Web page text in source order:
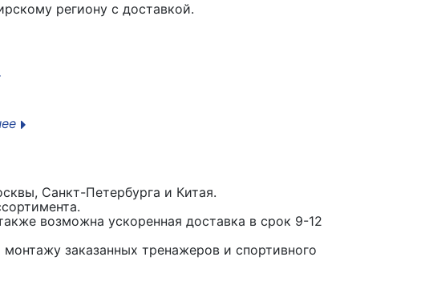
региону с доставкой.
Санкт-Петербурга и Китая.
возможна ускоренная доставка в срок 9-12
заказанных тренажеров и спортивного